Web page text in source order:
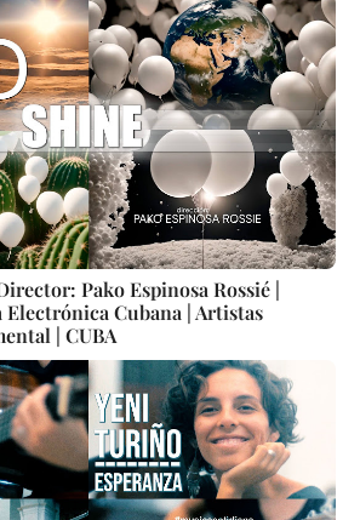
Pako Espinosa Rossié |
Cubana | Artistas
| CUBA